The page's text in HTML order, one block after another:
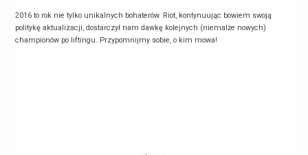
2016 to rok nie tylko unikalnych bohaterów. Riot, kontynuując bowiem swoją
politykę aktualizacji, dostarczył nam dawkę kolejnych (niemalże nowych)
championów po liftingu. Przypomnijmy sobie, o kim mowa!